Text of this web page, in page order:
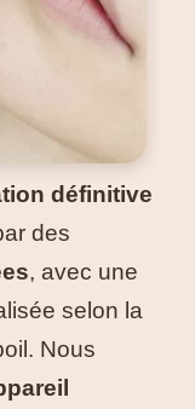
définitive
des
, avec une
selon la
Nous